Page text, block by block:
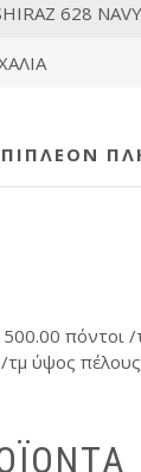
628 NAVY
πόντοι
ύψος